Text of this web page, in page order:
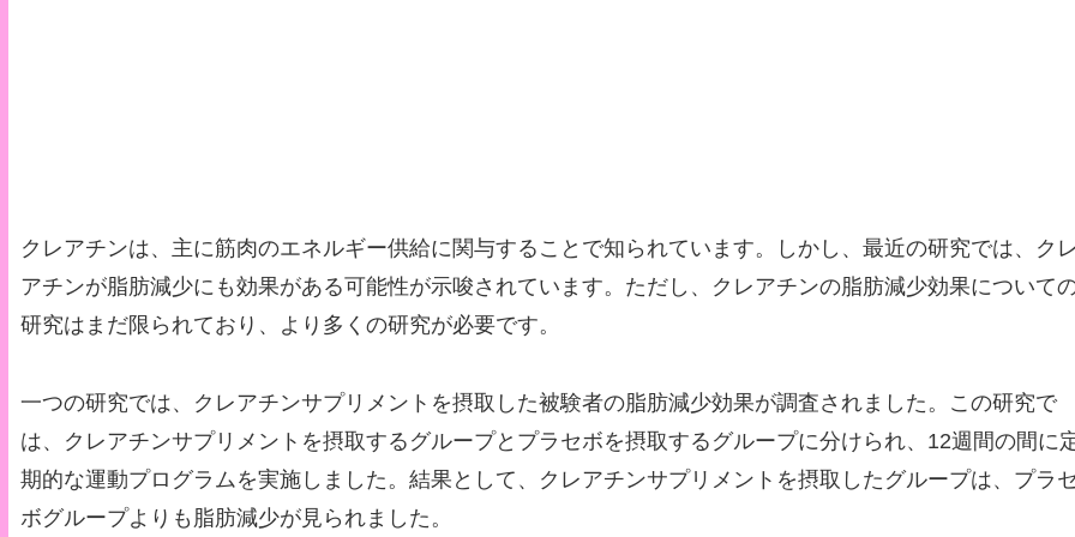
クレアチンは、主に筋肉のエネルギー供給に関与することで知られています。しかし、最近の研究では、クレ
アチンが脂肪減少にも効果がある可能性が示唆されています。ただし、クレアチンの脂肪減少効果について
研究はまだ限られており、より多くの研究が必要です。
一つの研究では、クレアチンサプリメントを摂取した被験者の脂肪減少効果が調査されました。この研究で
は、クレアチンサプリメントを摂取するグループとプラセボを摂取するグループに分けられ、12週間の間に
期的な運動プログラムを実施しました。結果として、クレアチンサプリメントを摂取したグループは、プラセ
ボグループよりも脂肪減少が見られました。